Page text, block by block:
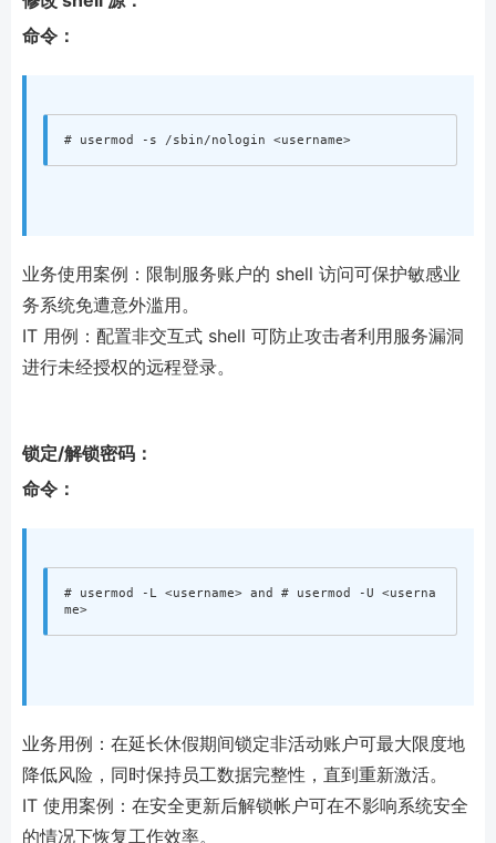
命令：
业务使用案例：限制服务账户的 shell 访问可保护敏感业
务系统免遭意外滥用。
IT 用例：配置非交互式 shell 可防止攻击者利用服务漏洞
进行未经授权的远程登录。
锁定/解锁密码：
命令：
# usermod -L <username> and # usermod -U <userna
业务用例：在延长休假期间锁定非活动账户可最大限度地
降低风险，同时保持员工数据完整性，直到重新激活。
IT 使用案例：在安全更新后解锁帐户可在不影响系统安全
的情况下恢复工作效率。